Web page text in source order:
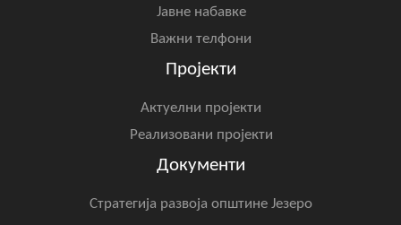
Јавне набавке
Важни телфони
Пројекти
Актуелни пројекти
Реализовани пројекти
Документи
Стратегија развоја општине Језеро